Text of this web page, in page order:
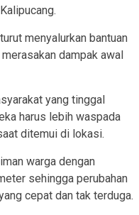
menyalurkan bantuan
dampak awal
yang tinggal
harus lebih waspada
ditemui di lokasi.
warga dengan
sehingga perubahan
cepat dan tak terduga.